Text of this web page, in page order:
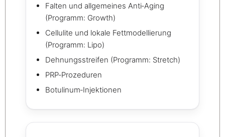
Falten und allgemeines Anti‑Aging
(Programm: Growth)
Cellulite und lokale Fettmodellierung
(Programm: Lipo)
Dehnungsstreifen (Programm: Stretch)
PRP‑Prozeduren
Botulinum‑Injektionen